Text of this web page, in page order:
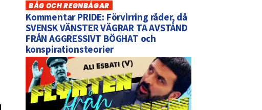
BÅG OCH REGNBÅGAR
Kommentar PRIDE: Förvirring råder, då
SVENSK VÄNSTER VÄGRAR TA AVSTÅND
FRÅN AGGRESSIVT BÖGHAT och
konspirationsteorier